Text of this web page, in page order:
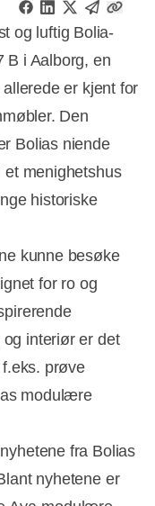
og luftig Bolia-
B i Aalborg, en
er kjent for
Den
Bolias niende
et menighetshus
historiske
kunne besøke
for ro og
interiør er det
prøve
modulære
fra Bolias
nyhetene er